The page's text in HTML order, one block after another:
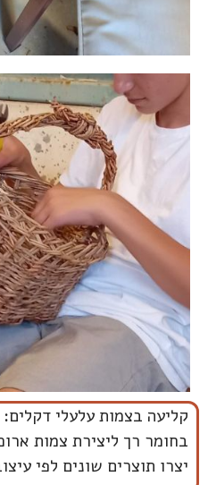
קליעה בצמות עלעלי
יצרו תוצרים שונים לפי